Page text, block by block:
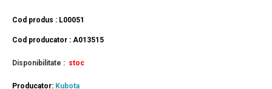
Cod produs : L00051
Cod producator : A013515
Disponibilitate : stoc
Producator: Kubota